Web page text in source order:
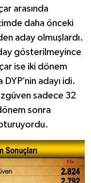
arasında
daha önceki
aday olmuşlardı.
gösterilmeyince
ise iki dönem
adayı idi.
sadece 32
sonra